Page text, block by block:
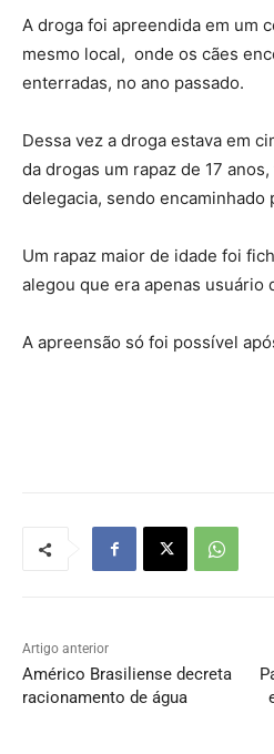
A droga foi apreendida em um
mesmo local, onde os cães
enterradas, no ano passado.
Dessa vez a droga estava em
da drogas um rapaz de 17
delegacia, sendo encaminhado
Um rapaz maior de idade foi
alegou que era apenas usuário
A apreensão só foi possível
Artigo anterior
Américo Brasiliense decreta
racionamento de água